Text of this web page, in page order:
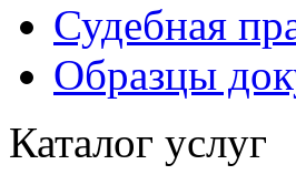
Судебная
Образцы
Каталог услуг